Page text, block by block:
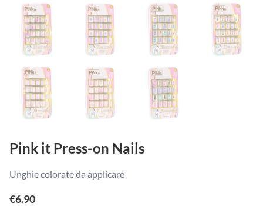
Pink it Press-on Nails
Unghie colorate da applicare
€6.90